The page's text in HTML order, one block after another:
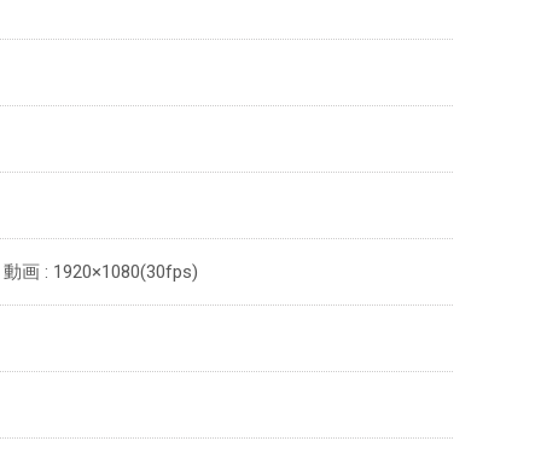
画 : 1920×1080(30fps)